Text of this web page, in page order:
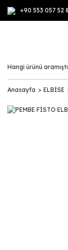
+90 553 057 52
Anasayfa ELBİSE